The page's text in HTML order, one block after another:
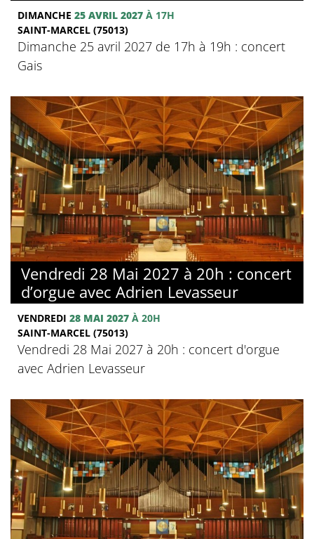
DIMANCHE 25 AVRIL 2027 À 17H
SAINT-MARCEL (75013)
Dimanche 25 avril 2027 de 17h à 19h : concert
Gais
Vendredi 28 Mai 2027 à 20h : concert
d’orgue avec Adrien Levasseur
VENDREDI 28 MAI 2027 À 20H
SAINT-MARCEL (75013)
Vendredi 28 Mai 2027 à 20h : concert d'orgue
avec Adrien Levasseur